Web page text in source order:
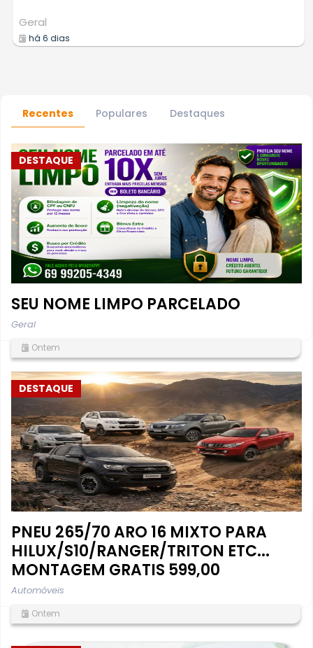
Prestadores Serviços
há 8 dias
Recentes Populares Destaques
DESTAQUE
SEU NOME LIMPO PARCELADO
Geral
Ontem
DESTAQUE
PNEU 265/70 ARO 16 MIXTO PARA
HILUX/S10/RANGER/TRITON ETC...
MONTAGEM GRATIS 599,00
Automóveis
Ontem